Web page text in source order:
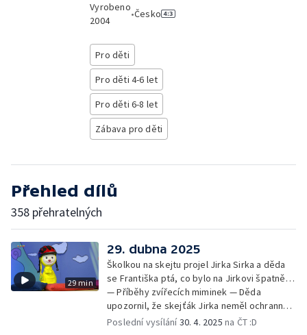
Vyrobeno
2004
•Česko
Pro děti
Pro děti 4-6 let
Pro děti 6-8 let
Zábava pro děti
Přehled dílů
358 přehratelných
29 min
29. dubna 2025
Školkou na skejtu projel Jirka Sirka a děda
se Františka ptá, co bylo na Jirkovi špatně…
— Příběhy zvířecích miminek — Děda
upozornil, že skejťák Jirka neměl ochranné
pomůcky: helmu a chrániče pro
Poslední vysílání30. 4. 2025 na ČT :D